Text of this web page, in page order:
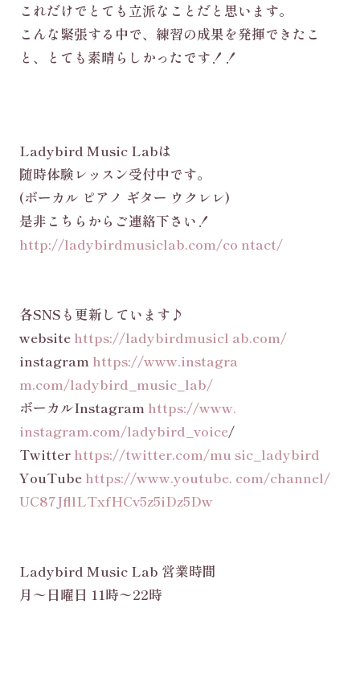
これだけでとても立派なことだと思います。
こんな緊張する中で、練習の成果を発揮できたこ
と、とても素晴らしかったです！！
Ladybird Music Labは
随時体験レッスン受付中です。
(ボーカル ピアノ ギター ウクレレ)
是非こちらからご連絡下さい！
http://ladybirdmusiclab.com/co ntact/
各SNSも更新しています♪
website https://ladybirdmusicl ab.com/
instagram https://www.instagra
m.com/ladybird_music_lab/
ボーカルInstagram https://www.
instagram.com/ladybird_voice/
Twitter https://twitter.com/mu sic_ladybird
YouTube https://www.youtube. com/channel/
UC87JfllLTxfHCv5z5iDz5Dw
Ladybird Music Lab 営業時間
月〜日曜日 11時〜22時